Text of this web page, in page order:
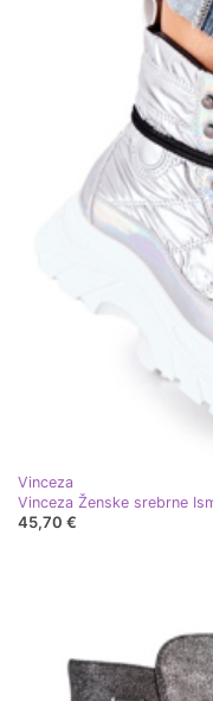
Vinceza
Vinceza Ženske srebrne
45,70 €